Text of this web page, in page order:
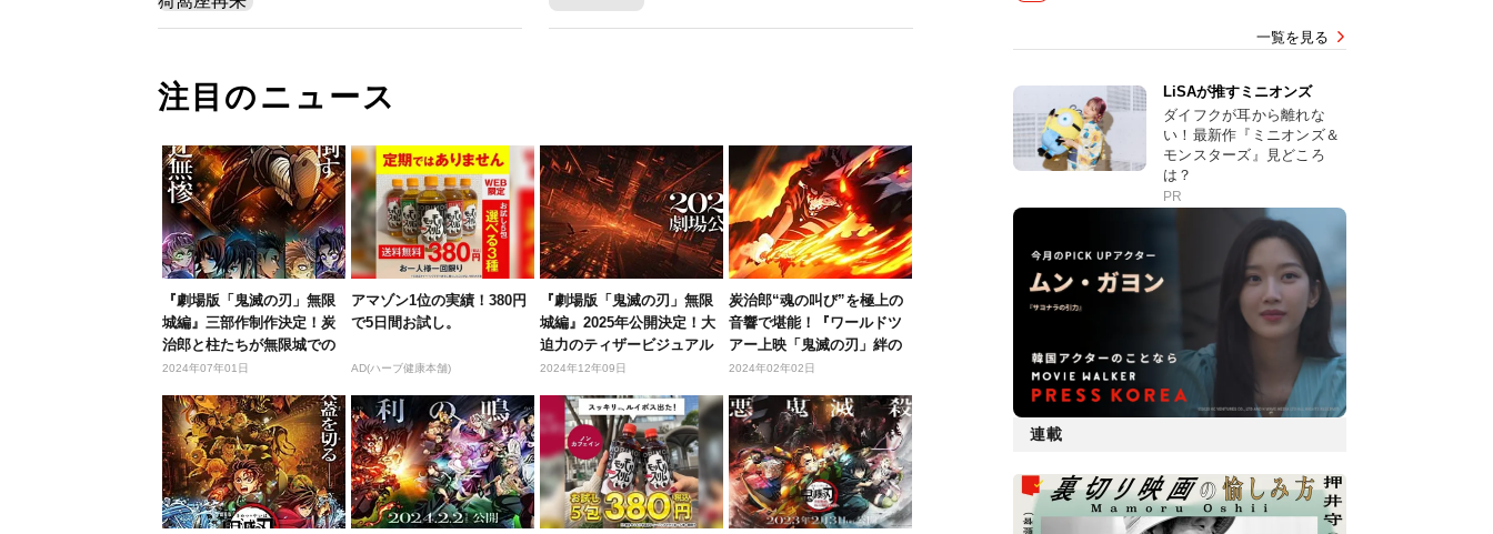
注目のニュース
『劇場版「鬼滅の刃」無限
城編』三部作制作決定！炭
治郎と柱たちが無限城での
決戦に挑...
2024年07年01日
アマゾン1位の実績！380円
で5日間お試し。
AD(ハーブ健康本舗)
『劇場版「鬼滅の刃」無限
城編』2025年公開決定！大
迫力のティザービジュアル
第2...
2024年12年09日
炭治郎“魂の叫び”を極上の
音響で堪能！『ワールドツ
アー上映「鬼滅の刃」絆の
奇跡、...
2024年02年02日
一覧を見る
LiSAが推すミニオンズ
ダイフクが耳から離れな
い！最新作『ミニオンズ＆
モンスターズ』見どころ
は？
PR
連載